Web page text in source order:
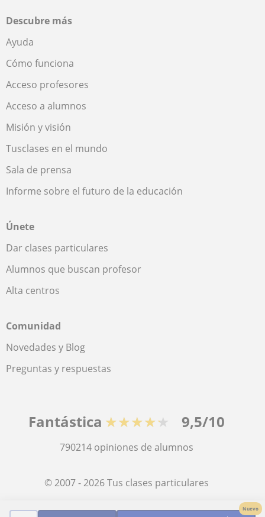
Nuevo
Descubre más
Ayuda
Cómo funciona
Acceso profesores
Acceso a alumnos
Misión y visión
Tusclases en el mundo
Sala de prensa
Informe sobre el futuro de la educación
Únete
Dar clases particulares
Alumnos que buscan profesor
Alta centros
Comunidad
Novedades y Blog
Preguntas y respuestas
Fantástica ★★★★★ 9,5/10
790214 opiniones de alumnos
© 2007 - 2026 Tus clases particulares
Mapa web:Profesores particulares